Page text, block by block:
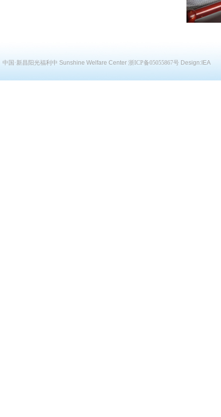
中国·新昌阳光福利中 Sunshine Welfare Center 浙ICP备05055867号 Design: IEA